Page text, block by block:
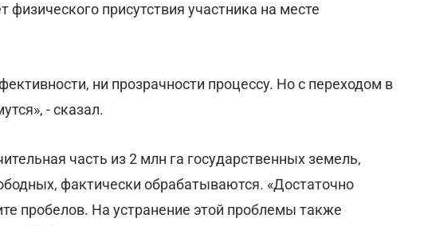
присутствия участника на месте
ни прозрачности процессу. Но с переходом в
- сказал.
часть из 2 млн га государственных земель,
фактически обрабатываются. «Достаточно
пробелов. На устранение этой проблемы также